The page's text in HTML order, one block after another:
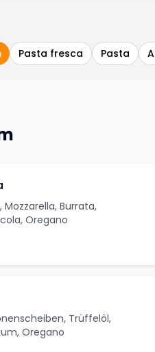
Pasta fresca Pasta
Burrata,
Oregano
Trüffelöl,
Oregano